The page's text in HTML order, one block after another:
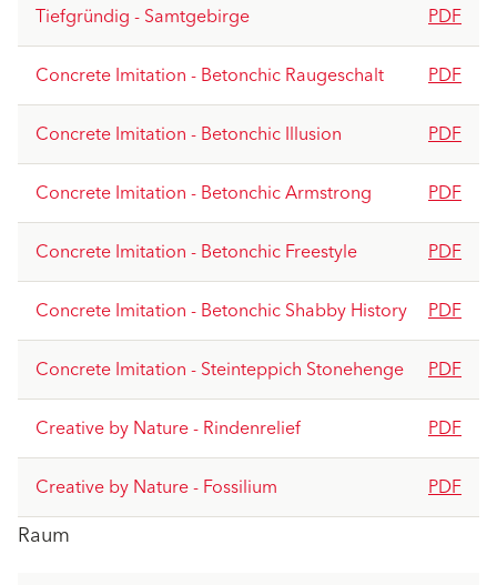
Tiefgründig - Samtgebirge
PDF
Concrete Imitation - Betonchic Raugeschalt
PDF
Concrete Imitation - Betonchic Illusion
PDF
Concrete Imitation - Betonchic Armstrong
PDF
Concrete Imitation - Betonchic Freestyle
PDF
Concrete Imitation - Betonchic Shabby History
PDF
Concrete Imitation - Steinteppich Stonehenge
PDF
Creative by Nature - Rindenrelief
PDF
Creative by Nature - Fossilium
PDF
Raum